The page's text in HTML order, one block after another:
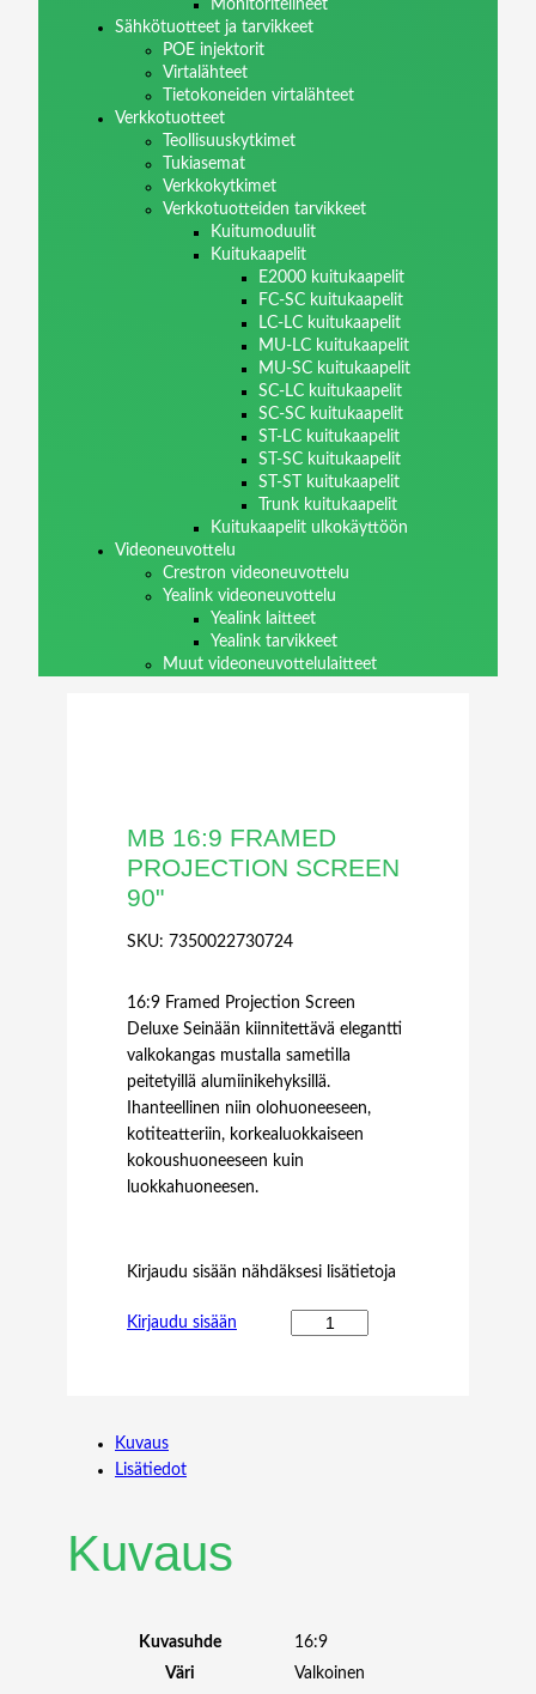
Monitoritelineet
Sähkötuotteet ja tarvikkeet
POE injektorit
Virtalähteet
Tietokoneiden virtalähteet
Verkkotuotteet
Teollisuuskytkimet
Tukiasemat
Verkkokytkimet
Verkkotuotteiden tarvikkeet
Kuitumoduulit
Kuitukaapelit
E2000 kuitukaapelit
FC-SC kuitukaapelit
LC-LC kuitukaapelit
MU-LC kuitukaapelit
MU-SC kuitukaapelit
SC-LC kuitukaapelit
SC-SC kuitukaapelit
ST-LC kuitukaapelit
ST-SC kuitukaapelit
ST-ST kuitukaapelit
Trunk kuitukaapelit
Kuitukaapelit ulkokäyttöön
Videoneuvottelu
Crestron videoneuvottelu
Yealink videoneuvottelu
Yealink laitteet
Yealink tarvikkeet
Muut videoneuvottelulaitteet
MB 16:9 FRAMED
PROJECTION SCREEN
90"
SKU: 7350022730724
16:9 Framed Projection Screen
Deluxe Seinään kiinnitettävä elegantti
valkokangas mustalla sametilla
peitetyillä alumiinikehyksillä.
Ihanteellinen niin olohuoneeseen,
kotiteatteriin, korkealuokkaiseen
kokoushuoneeseen kuin
luokkahuoneesen.
Kirjaudu sisään nähdäksesi lisätietoja
P
R
Kirjaudu sisään
Kuvaus
Lisätiedot
Kuvaus
Kuvasuhde
16:9
Väri
Valkoinen